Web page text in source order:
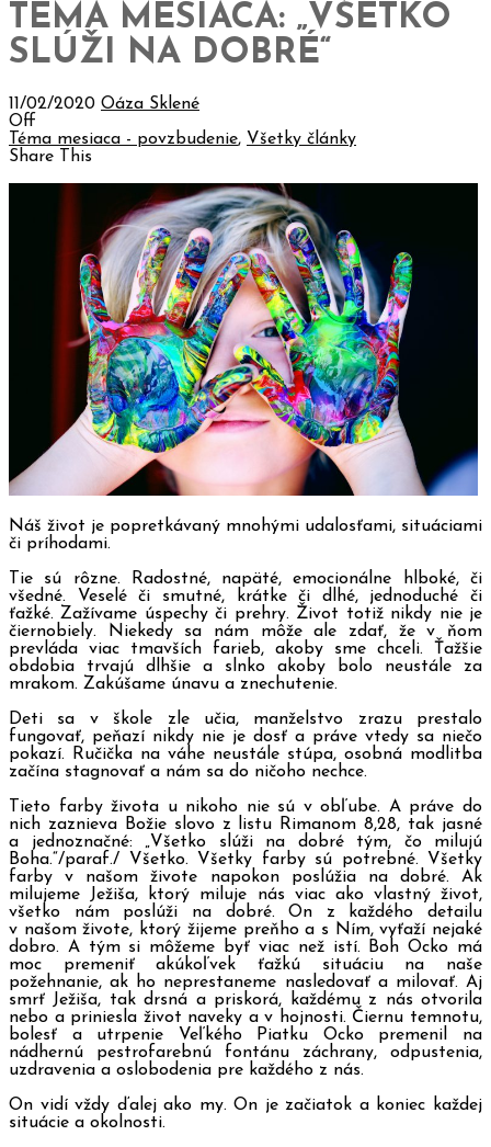
TÉMA MESIACA: „VŠETKO
SLÚŽI NA DOBRÉ“
11/02/2020 Oáza Sklené
Off
Téma mesiaca - povzbudenie, Všetky články
Share This
Náš život je popretkávaný mnohými udalosťami, situáciami
či príhodami.
Tie sú rôzne. Radostné, napäté, emocionálne hlboké, či
všedné. Veselé či smutné, krátke či dlhé, jednoduché či
ťažké. Zažívame úspechy či prehry. Život totiž nikdy nie je
čiernobiely. Niekedy sa nám môže ale zdať, že v ňom
prevláda viac tmavších farieb, akoby sme chceli. Ťažšie
obdobia trvajú dlhšie a slnko akoby bolo neustále za
mrakom. Zakúšame únavu a znechutenie.
Deti sa v škole zle učia, manželstvo zrazu prestalo
fungovať, peňazí nikdy nie je dosť a práve vtedy sa niečo
pokazí. Ručička na váhe neustále stúpa, osobná modlitba
začína stagnovať a nám sa do ničoho nechce.
Tieto farby života u nikoho nie sú v obľube. A práve do
nich zaznieva Božie slovo z listu Rimanom 8,28, tak jasné
a jednoznačné: „Všetko slúži na dobré tým, čo milujú
Boha.“/paraf./ Všetko. Všetky farby sú potrebné. Všetky
farby v našom živote napokon poslúžia na dobré. Ak
milujeme Ježiša, ktorý miluje nás viac ako vlastný život,
všetko nám poslúži na dobré. On z každého detailu
v našom živote, ktorý žijeme preňho a s Ním, vyťaží nejaké
dobro. A tým si môžeme byť viac než istí. Boh Ocko má
moc premeniť akúkoľvek ťažkú situáciu na naše
požehnanie, ak ho neprestaneme nasledovať a milovať. Aj
smrť Ježiša, tak drsná a priskorá, každému z nás otvorila
nebo a priniesla život naveky a v hojnosti. Čiernu temnotu,
bolesť a utrpenie Veľkého Piatku Ocko premenil na
nádhernú pestrofarebnú fontánu záchrany, odpustenia,
uzdravenia a oslobodenia pre každého z nás.
On vidí vždy ďalej ako my. On je začiatok a koniec každej
situácie a okolnosti.